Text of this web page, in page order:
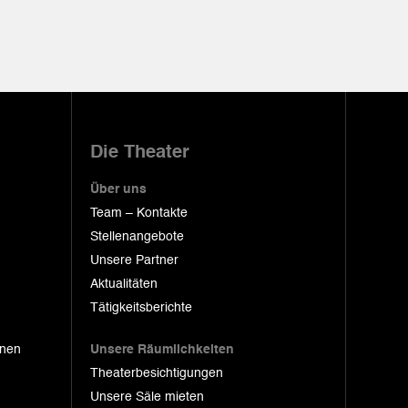
Die Theater
Über uns
Team – Kontakte
Stellenangebote
Unsere Partner
Aktualitäten
Tätigkeitsberichte
Unsere Räumlichkeiten
Theaterbesichtigungen
Unsere Säle mieten